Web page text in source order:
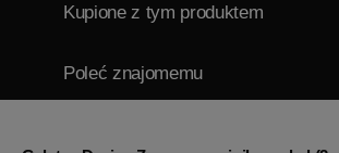
Kupione z tym produktem
Poleć znajomemu